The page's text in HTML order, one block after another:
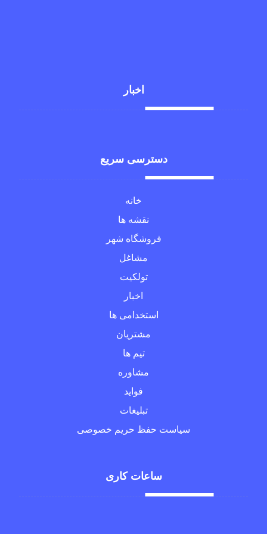
اخبار
دسترسی سریع
خانه
نقشه ها
فروشگاه شهر
مشاغل
تولکیت
اخبار
استخدامی ها
مشتریان
تیم ها
مشاوره
فواید
تبلیغات
سیاست حفظ حریم خصوصی
ساعات کاری